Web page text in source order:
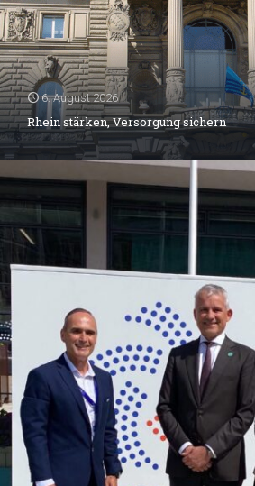
6. August 2026
Rhein stärken, Versorgung sichern